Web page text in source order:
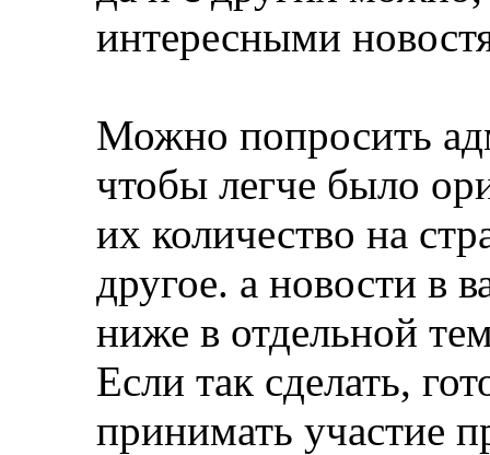
интересными
Можно попросить
чтобы легче было
их количество на
другое. а новости в
ниже в отдельной
Если так сделать,
принимать участие